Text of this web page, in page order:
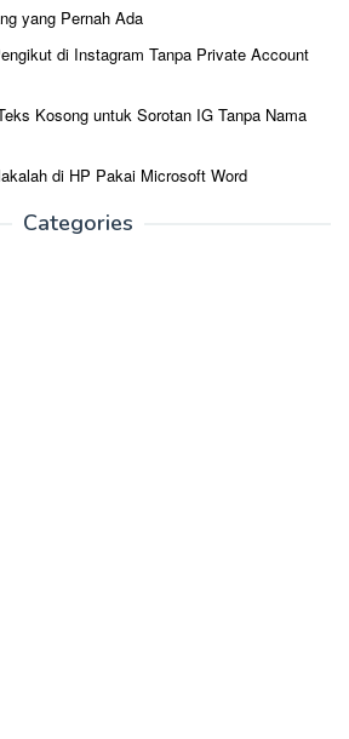
yang Pernah Ada
di Instagram Tanpa Private Account
Kosong untuk Sorotan IG Tanpa Nama
di HP Pakai Microsoft Word
Categories